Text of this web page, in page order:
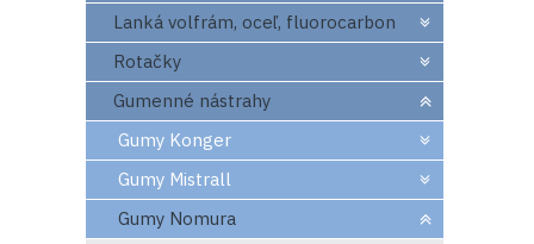
Lanká volfrám, oceľ, fluorocarbon
Rotačky
Gumenné nástrahy
Gumy Konger
Gumy Mistrall
Gumy Nomura